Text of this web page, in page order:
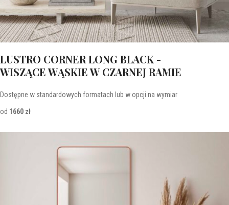
LUSTRO CORNER LONG BLACK -
WISZĄCE WĄSKIE W CZARNEJ RAMIE
Dostępne w standardowych formatach lub w opcji na wymiar
od 1660 zł